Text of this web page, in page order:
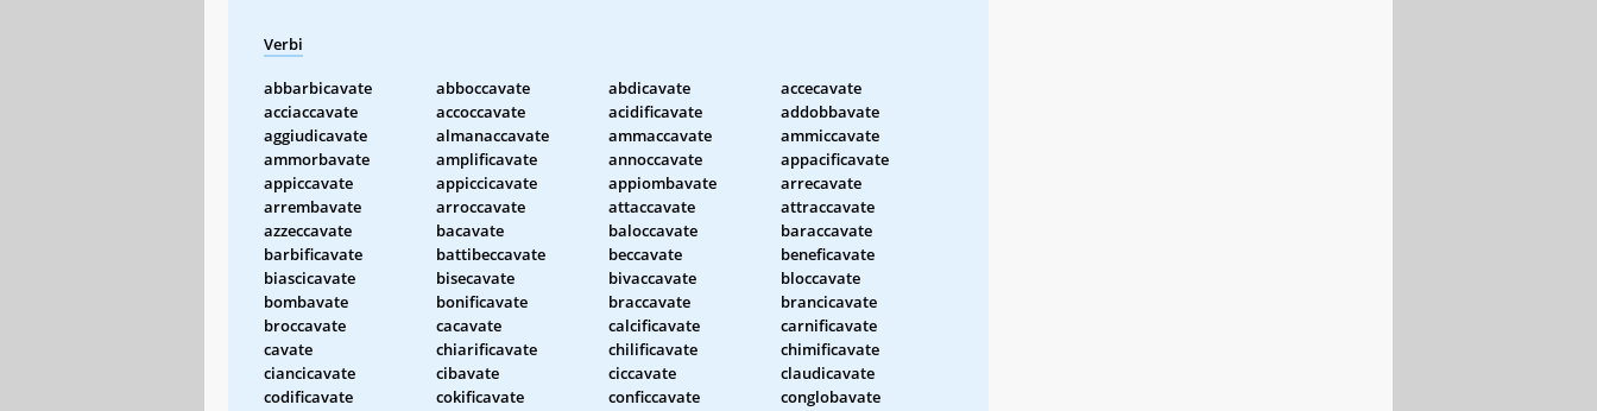
Verbi
abbarbicavate abboccavate abdicavate
accecavate
acciaccavate
accoccavate acidificavate
addobbavate
aggiudicavate
almanaccavate ammaccavate
ammiccavate
ammorbavate
amplificavate annoccavate
appacificavate
appiccavate
appiccicavate appiombavate
arrecavate
arrembavate
arroccavate attaccavate
attraccavate
azzeccavate
bacavate baloccavate
baraccavate
barbificavate
battibeccavate beccavate
beneficavate
biascicavate
bisecavate bivaccavate
bloccavate
bombavate
bonificavate braccavate
brancicavate
broccavate
cacavate calcificavate
carnificavate
cavate
chiarificavate chilificavate
chimificavate
ciancicavate
cibavate ciccavate
claudicavate
codificavate
cokificavate conficcavate
conglobavate